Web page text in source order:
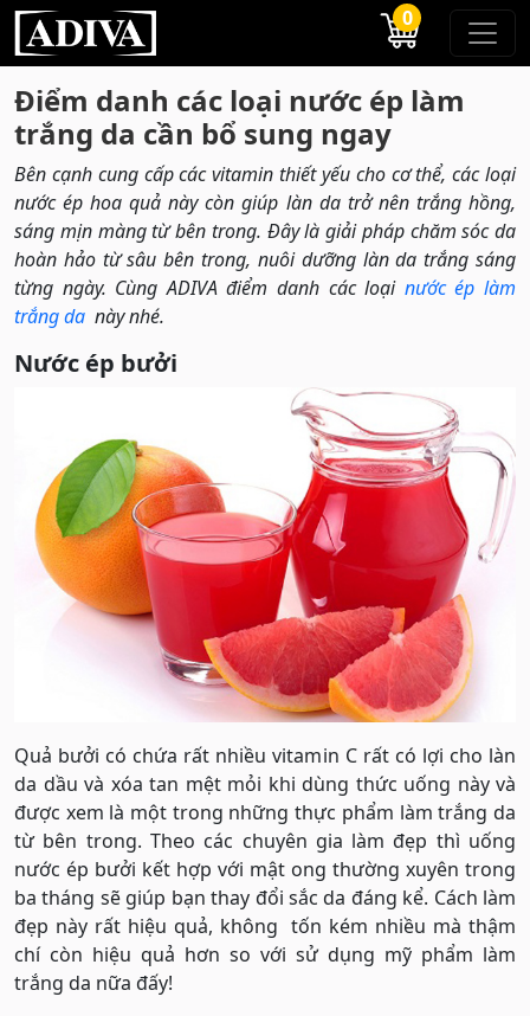
0
Điểm danh các loại nước ép làm
trắng da cần bổ sung ngay
Bên cạnh cung cấp các vitamin thiết yếu cho cơ thể, các loại
nước ép hoa quả này còn giúp làn da trở nên trắng hồng,
sáng mịn màng từ bên trong. Đây là giải pháp chăm sóc da
hoàn hảo từ sâu bên trong, nuôi dưỡng làn da trắng sáng
từng ngày. Cùng ADIVA điểm danh các loại nước ép làm
trắng da này nhé.
Nước ép bưởi
Quả bưởi có chứa rất nhiều vitamin C rất có lợi cho làn
da dầu và xóa tan mệt mỏi khi dùng thức uống này và
được xem là một trong những thực phẩm làm trắng da
từ bên trong. Theo các chuyên gia làm đẹp thì uống
nước ép bưởi kết hợp với mật ong thường xuyên trong
ba tháng sẽ giúp bạn thay đổi sắc da đáng kể. Cách làm
đẹp này rất hiệu quả, không tốn kém nhiều mà thậm
chí còn hiệu quả hơn so với sử dụng mỹ phẩm làm
trắng da nữa đấy!